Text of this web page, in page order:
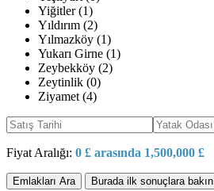
Yiğitler (1)
Yıldırım (2)
Yılmazköy (1)
Yukarı Girne (1)
Zeybekköy (2)
Zeytinlik (0)
Ziyamet (4)
Fiyat Aralığı: 0 £ arasında 1,500,000 £
Emlakları Ara Burada ilk sonuçlara bakın